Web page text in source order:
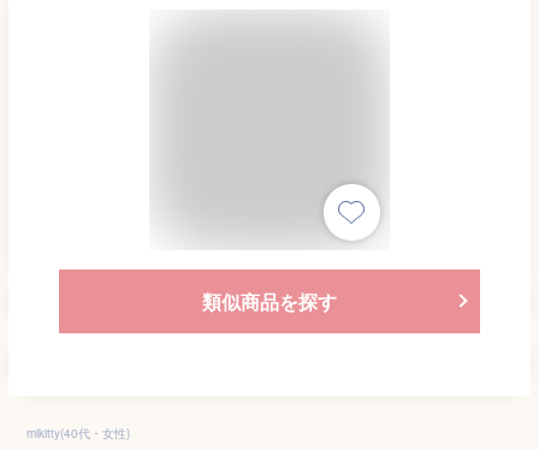
類似商品を探す
mikitty(40代・女性)